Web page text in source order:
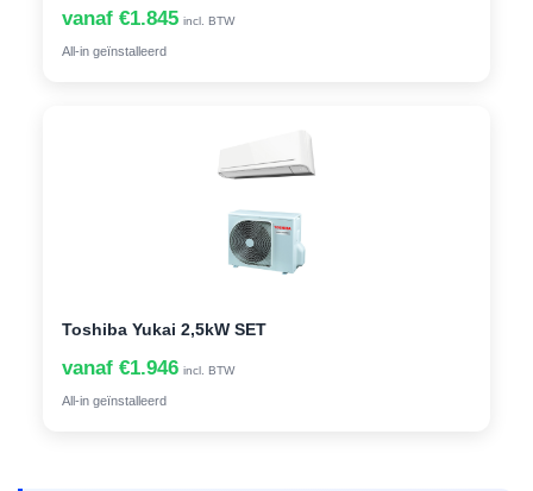
vanaf €1.845 incl. BTW
All-in geïnstalleerd
Toshiba Yukai 2,5kW SET
vanaf €1.946 incl. BTW
All-in geïnstalleerd